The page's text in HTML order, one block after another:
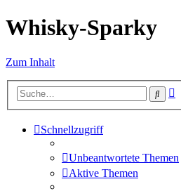
Whisky-Sparky
Zum Inhalt
Suche
Schnellzugriff
Unbeantwortete Themen
Aktive Themen